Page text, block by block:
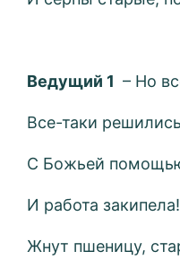
Ведущий 1 – Но
Все-таки
С Божьей
И работа закипела!
Жнут пшеницу,